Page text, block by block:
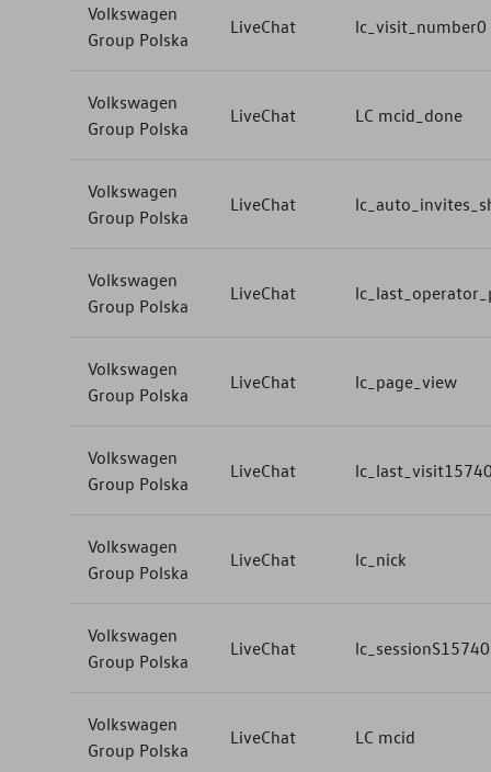
Volkswagen
Group Polska
LiveChat lc_visit_number0
Volkswagen
Group Polska
LiveChat LC mcid_done
Volkswagen
Group Polska
LiveChat
Volkswagen
Group Polska
LiveChat
Volkswagen
Group Polska
LiveChat lc_page_view
Volkswagen
Group Polska
LiveChat
Volkswagen
Group Polska
LiveChat lc_nick
Volkswagen
Group Polska
LiveChat
Volkswagen
Group Polska
LiveChat LC mcid